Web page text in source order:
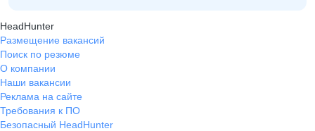
HeadHunter
Размещение вакансий
Поиск по резюме
О компании
Наши вакансии
Реклама на сайте
Требования к ПО
Безопасный HeadHunter